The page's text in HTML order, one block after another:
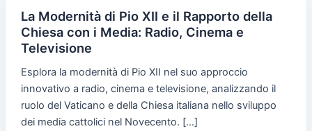
La Modernità di Pio XII e il Rapporto della
Chiesa con i Media: Radio, Cinema e
Televisione
Esplora la modernità di Pio XII nel suo approccio
innovativo a radio, cinema e televisione, analizzando il
ruolo del Vaticano e della Chiesa italiana nello sviluppo
dei media cattolici nel Novecento. […]